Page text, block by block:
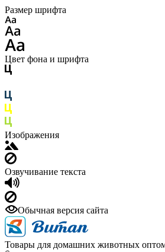
Размер шрифта
Цвет фона и шрифта
Изображения
Озвучивание текста
Обычная версия сайта
Товары для домашних животных